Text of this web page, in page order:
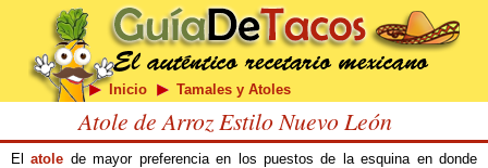
Inicio Tamales y Atoles
Atole de Arroz Estilo Nuevo León
Elatole de mayor preferencia en los puestos de la esquina en donde